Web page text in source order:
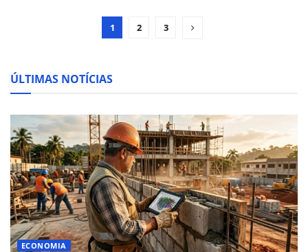
1 2 3
ÚLTIMAS NOTÍCIAS
ECONOMIA